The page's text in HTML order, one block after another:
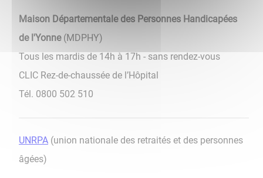
Maison Départementale des Personnes Handicapées
de l'Yonne(MDPHY)
Tous les mardis de 14h à 17h - sans rendez-vous
CLIC Rez-de-chaussée de l’Hôpital
Tél. 0800 502 510
UNRPA (union nationale des retraités et des personnes
âgées)